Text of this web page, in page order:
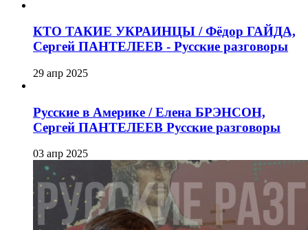
КТО ТАКИЕ УКРАИНЦЫ / Фёдор ГАЙДА,
Сергей ПАНТЕЛЕЕВ - Русские разговоры
29 апр 2025
Русские в Америке / Елена БРЭНСОН,
Сергей ПАНТЕЛЕЕВ Русские разговоры
03 апр 2025